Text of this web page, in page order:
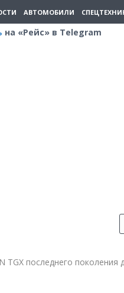
АВТОМОБИЛИ
на «Рейс» в Telegram
TGX последнего поколения